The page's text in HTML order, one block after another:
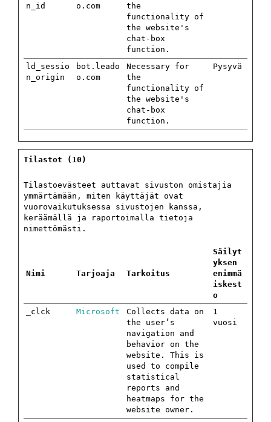
n_id
o.com
the
functionality of
the website's
chat-box
function.
ld_sessio
n_origin
bot.leado
o.com
Necessary for
the
functionality of
the website's
chat-box
function.
Pysyvä
Tilastot (10)
Tilastoevästeet auttavat sivuston omistajia
ymmärtämään, miten käyttäjät ovat
vuorovaikutuksessa sivustojen kanssa,
keräämällä ja raportoimalla tietoja
nimettömästi.
Nimi Tarjoaja Tarkoitus
Säilyt
yksen
enimmä
iskest
o
_clck
Microsoft
Collects data on
the user’s
navigation and
behavior on the
website. This is
used to compile
statistical
reports and
heatmaps for the
website owner.
1
vuosi